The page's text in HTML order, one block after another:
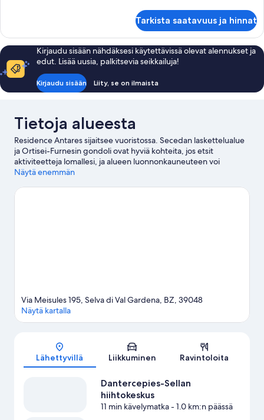
(6
persone)
kuvat
2
camere
da
letto
e
2
persone)
Tarkista saatavuus ja hinnat
Kirjaudu sisään nähdäksesi käytettävissä olevat alennukset ja
edut. Lisää uusia, palkitsevia seikkailuja!
Kirjaudu sisään Liity, se on ilmaista
Tietoja alueesta
Residence Antares sijaitsee vuoristossa. Secedan laskettelualue
ja Ortisei-Furnesin gondoli ovat hyviä kohteita, jos etsit
aktiviteetteja lomallesi, ja alueen luonnonkauneuteen voi
tutustua kohteissa Dolomiitit ja Val Gardenan laakso. Firenze-
Täällä voit hiihtää ja lasketella ja harrastaa muita talviurheilulajeja
Näytä enemmän
Kartta
Via Meisules 195, Selva di Val Gardena, BZ, 39048
Näytä kartalla
Lähettyvillä Liikkuminen Ravintoloita
Dantercepies-Sellan
hiihtokeskus
11 min kävelymatka- 1.0 km:n päässä